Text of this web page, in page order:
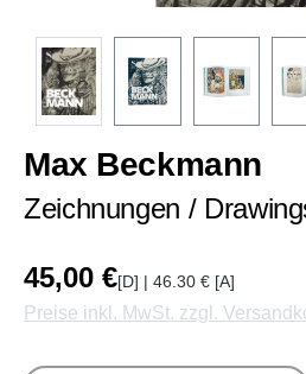
Max Beckmann
Zeichnungen /
45,00 €[D] | 46.30 € [A]
Preise inkl. MwSt. zzgl.